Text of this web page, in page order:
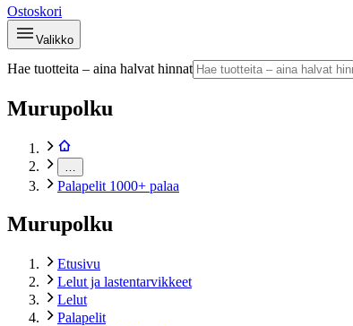
Ostoskori
Valikko
Hae tuotteita – aina halvat hinnat
Murupolku
Palapelit 1000+ palaa
Murupolku
Etusivu
Lelut ja lastentarvikkeet
Lelut
Palapelit